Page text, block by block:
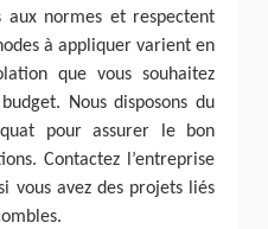
aux normes et respectent
à appliquer varient en
que vous souhaitez
Nous disposons du
pour assurer le bon
Contactez l’entreprise
vous avez des projets liés